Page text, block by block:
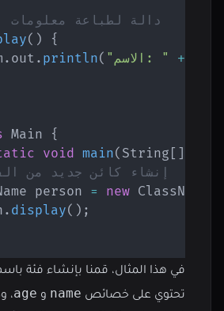
// دالة لطباعة معلومات
( )
{
. out . println( "الاسم: " +
Main
{
void main( String
// إنشاء كائن جديد من
person = new ClassName
. display( ) ;
في هذا المثال، قمنا بإنشاء فئة
تحتوي على خصائص name و age،